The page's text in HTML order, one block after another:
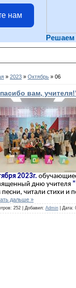
нам
Решаем
» 2023 » Октябрь » 06
вам,
2023г.
дню учителя
песни, читали стихи и
дальше »
252 | Добавил: Admin | Дата: